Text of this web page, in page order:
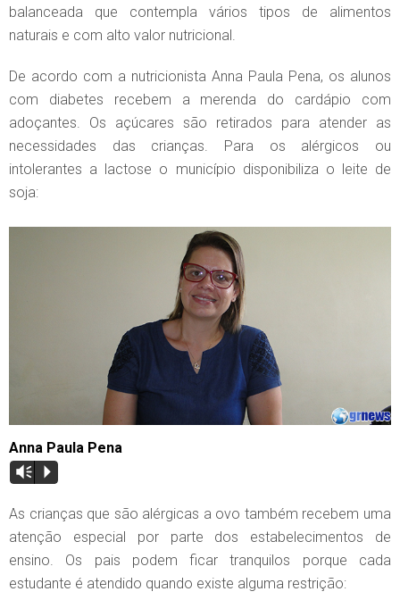
balanceada que contempla vários tipos de alimentos
naturais e com alto valor nutricional.
De acordo com a nutricionista Anna Paula Pena, os alunos
com diabetes recebem a merenda do cardápio com
adoçantes. Os açúcares são retirados para atender as
necessidades das crianças. Para os alérgicos ou
intolerantes a lactose o município disponibiliza o leite de
soja:
Anna Paula Pena
Vm P
As crianças que são alérgicas a ovo também recebem uma
atenção especial por parte dos estabelecimentos de
ensino. Os pais podem ficar tranquilos porque cada
estudante é atendido quando existe alguma restrição: